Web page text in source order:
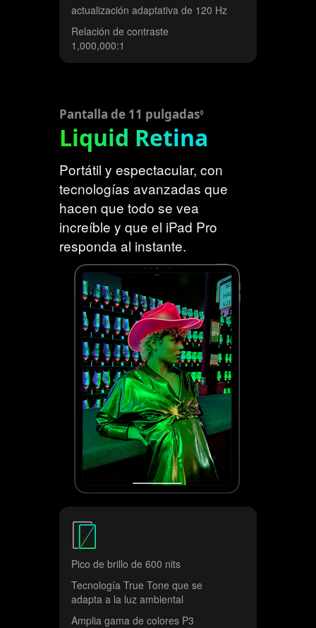
actualización adaptativa de 120 Hz
Relación de contraste
1,000,000:1
Pantalla de 11 pulgadas◊
o
n
u
l
a
o
s
a
v
o
s
e
g
a
l
s
Liquid Retina
Portátil y espectacular, con
tecnologías avanzadas que
hacen que todo se vea
increíble y que el iPad Pro
responda al instante.
Pico de brillo de 600 nits
Tecnología True Tone que se
adapta a la luz ambiental
Amplia gama de colores P3